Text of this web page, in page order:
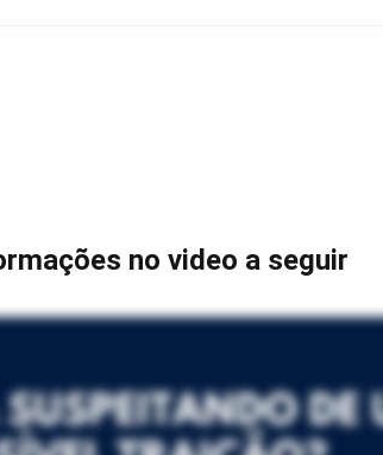
no video a seguir